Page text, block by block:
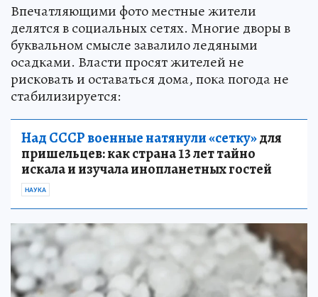
Впечатляющими фото местные жители
делятся в социальных сетях. Многие дворы в
буквальном смысле завалило ледяными
осадками. Власти просят жителей не
рисковать и оставаться дома, пока погода не
стабилизируется:
Над СССР военные натянули «сетку»для
пришельцев: как страна 13 лет тайно
искала и изучала инопланетных гостей
НАУКА